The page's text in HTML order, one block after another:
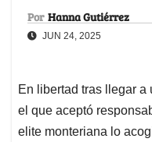
Por Hanna Gutiérrez
JUN 24, 2025
En libertad tras llegar
el que aceptó
elite monteriana lo